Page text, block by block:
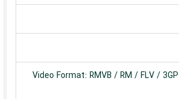
Video Format: RMVB / RM / FLV /